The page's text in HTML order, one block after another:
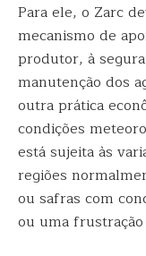
Para ele, o Zarc
mecanismo de
produtor, à
manutenção dos
outra prática
condições
está sujeita às
regiões
ou safras com
ou uma